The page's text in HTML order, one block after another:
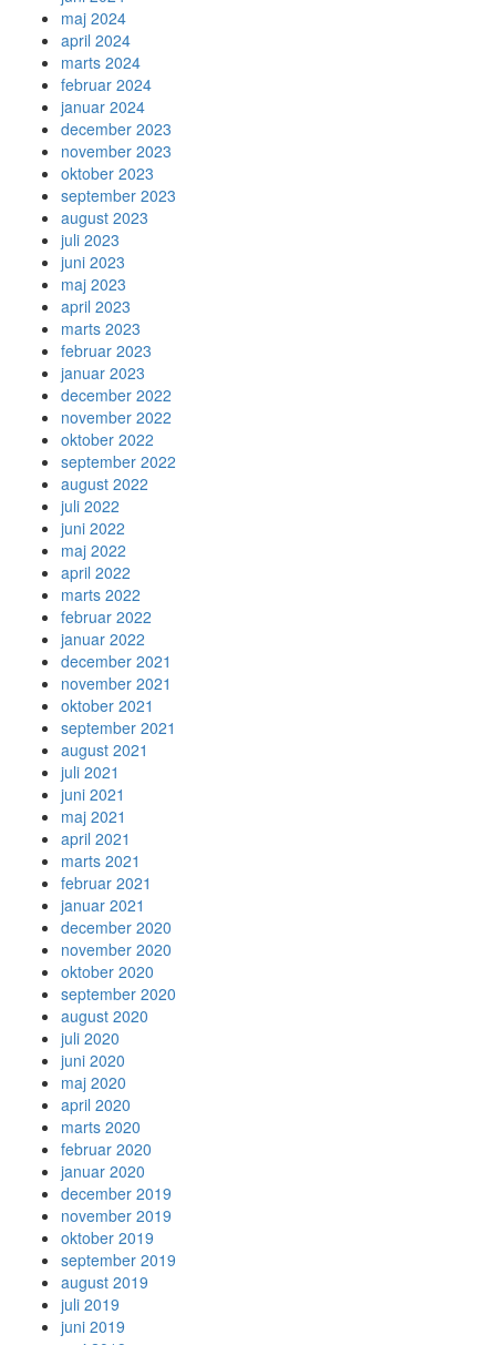
maj 2024
april 2024
marts 2024
februar 2024
januar 2024
december 2023
november 2023
oktober 2023
september 2023
august 2023
juli 2023
juni 2023
maj 2023
april 2023
marts 2023
februar 2023
januar 2023
december 2022
november 2022
oktober 2022
september 2022
august 2022
juli 2022
juni 2022
maj 2022
april 2022
marts 2022
februar 2022
januar 2022
december 2021
november 2021
oktober 2021
september 2021
august 2021
juli 2021
juni 2021
maj 2021
april 2021
marts 2021
februar 2021
januar 2021
december 2020
november 2020
oktober 2020
september 2020
august 2020
juli 2020
juni 2020
maj 2020
april 2020
marts 2020
februar 2020
januar 2020
december 2019
november 2019
oktober 2019
september 2019
august 2019
juli 2019
juni 2019